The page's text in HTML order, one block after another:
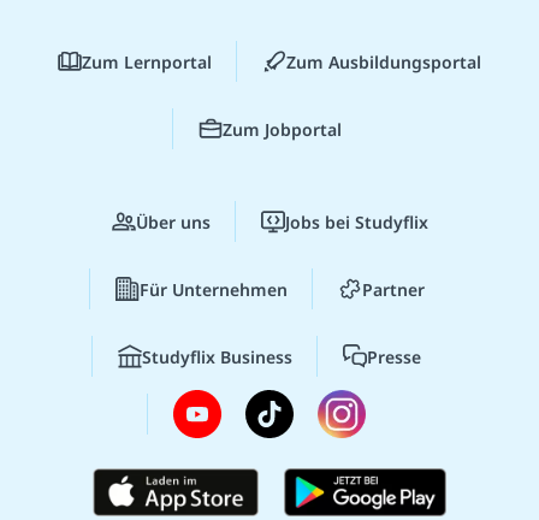
Zum Lernportal Zum Ausbildungsportal
Zum Jobportal
Über uns Jobs bei Studyflix
Für Unternehmen Partner
Studyflix Business Presse